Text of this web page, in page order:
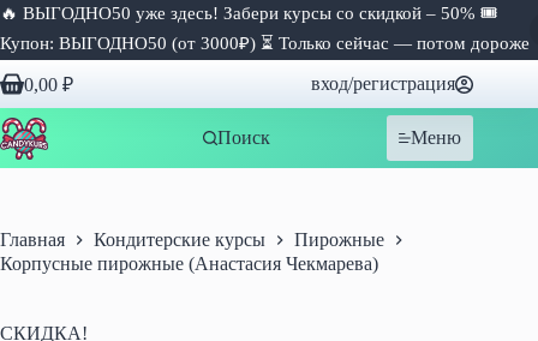
🔥 ВЫГОДНО50 уже здесь! Забери курсы со скидкой – 50% 🎟
Купон: ВЫГОДНО50 (от 3000₽) ⏳ Только сейчас — потом дороже
Перейти
к
сути
Корзина
0,00 ₽ вход/регистрация
Поиск Меню
Главная Кондитерские курсы
Пирожные
Корпусные пирожные (Анастасия Чекмарева)
СКИДКА!